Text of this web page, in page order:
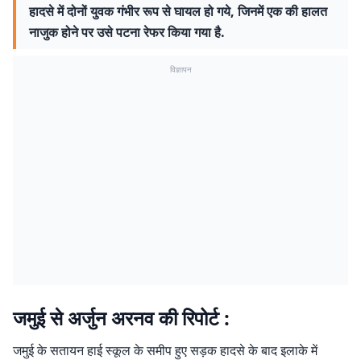
हादसे में दोनों युवक गंभीर रूप से घायल हो गये, जिनमें एक की हालत
नाजुक होने पर उसे पटना रेफर किया गया है.
विज्ञापन
जमुई से अर्जुन अरनव की रिपोर्ट :
जमुई के सतायन हाई स्कूल के समीप हुए सड़क हादसे के बाद इलाके में